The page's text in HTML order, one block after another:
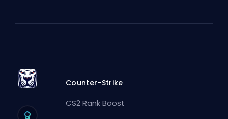
Counter-Strike
CS2 Rank Boost